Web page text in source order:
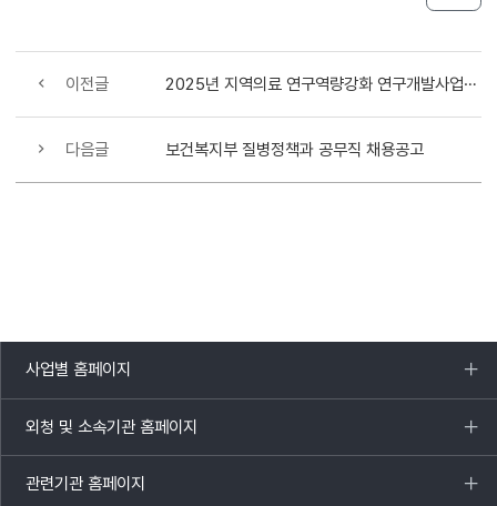
이전글 2025년 지역의료 연구역량강화 연구개발사업 신규지원 대상과제 공고
다음글 보건복지부 질병정책과 공무직 채용공고
사업별 홈페이지
목록
열기
외청 및 소속기관 홈페이지
목록
열기
관련기관 홈페이지
목록